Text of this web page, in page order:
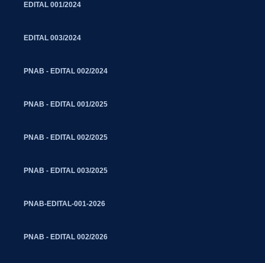
EDITAL 001/2024
EDITAL 003/2024
PNAB - EDITAL 002/2024
PNAB - EDITAL 001/2025
PNAB - EDITAL 002/2025
PNAB - EDITAL 003/2025
PNAB-EDITAL-001-2026
PNAB - EDITAL 002/2026